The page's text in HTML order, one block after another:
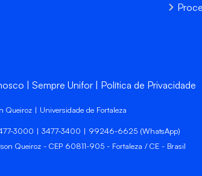
Sempre Unifor Política de Privacidade
Queiroz | Universidade de Fortaleza
3000 | 3477-3400 | 99246-6625 (WhatsApp)
Queiroz - CEP 60811-905 - Fortaleza / CE - Brasil